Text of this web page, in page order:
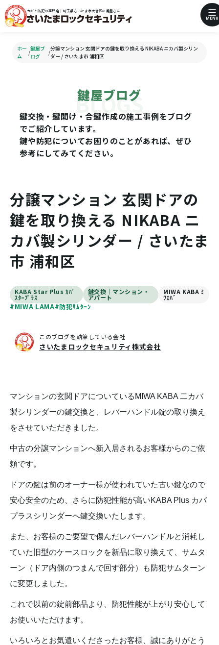
カギと防犯の専門店｜埼玉県さいたま市大宮区の鍵屋さん
MENU
ホー
ム
/
鍵屋ブ
ログ
/
分譲マンション 玄関ドアの鍵を取り換える NIKABA ニカバ製シリン
ダー / さいたま市 浦和区
鍵屋ブログ
鍵交換・鍵開け・合鍵作成の施工事例をブログ
でご紹介しています。
鍵や防犯についてお困りのことがあれば、ぜひ
参考にしてみてください。
分譲マンション 玄関ドアの
鍵を取り換える NIKABA ニ
カバ製シリンダー / さいたま
市 浦和区
KABA Star Plus ｶﾊﾞ
ｽﾀｰﾌﾟﾗｽ
鍵交換｜マンション・
アパート
MIWA KABA ﾐ
ﾜｶﾊﾞ
#MIWA LAMA#防犯ｻﾑﾀｰﾝ
このブログを執筆している会社
さいたまロックセキュリティ株式会社
マンションの玄関ドアについているMIWA KABA 二カバ
製シリンダーの鍵交換と、レバーハンドル錠の取り換え
をさせていただきました。
中古の分譲マンションへ新入居されるお客様からのご依
頼です。
ドアの鍵は前のオーナー様が使われていた古い鍵なので
安心安全のため、さらに防犯性能が高いKABA Plus カバ
プラスシリンダーへ鍵交換いたします。
また、お客様のご要望で傷んだレバーハンドルと消耗し
ていた旧型のケースロックを新品に取り換えて、サムタ
ーン（ドア内側のつまんで回す部分）も防犯サムターン
に変更しました。
これで以前の錠前部品より、防犯性能が上がり安心して
お使いいただけます。
いろいろとお気遣いくださったお客様、誠にありがとう